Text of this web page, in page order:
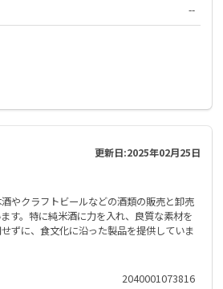
--
更新日:2025年02月25日
やクラフトビールなどの酒類の販売と卸売
す。特に純米酒に力を入れ、良質な素材を
ずに、食文化に沿った製品を提供していま
2040001073816